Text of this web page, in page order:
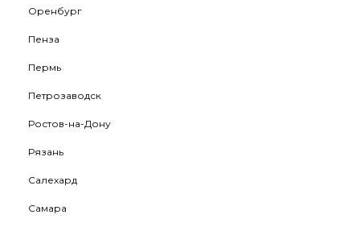
Оренбург
Пенза
Пермь
Петрозаводск
Ростов-на-Дону
Рязань
Салехард
Самара